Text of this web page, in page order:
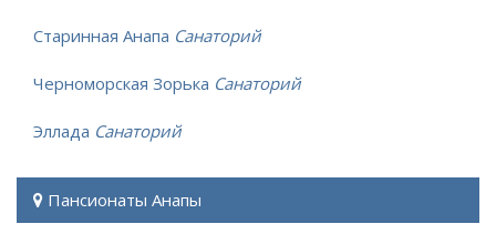
Старинная Анапа Санаторий
Черноморская Зорька Санаторий
Эллада Санаторий
Пансионаты Анапы